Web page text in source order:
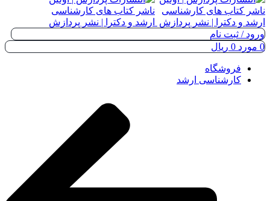
ورود / ثبت نام
0 مورد 0 ریال
فروشگاه
کارشناسی ارشد